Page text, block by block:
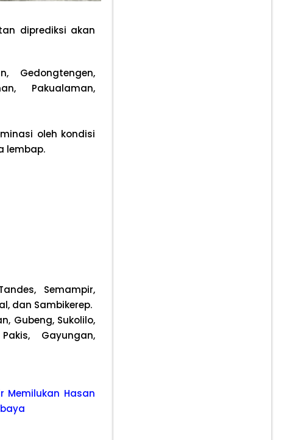
diprediksi akan
Gedongtengen,
Pakualaman,
oleh kondisi
lembap.
Semampir,
dan Sambikerep.
Gubeng, Sukolilo,
Gayungan,
Memilukan Hasan